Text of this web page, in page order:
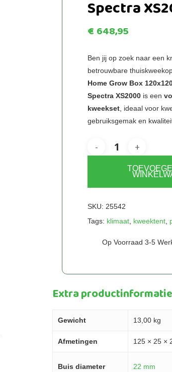
Spectra
€ 648,95
Ben jij op zoek naar een
betrouwbare
Home Grow Box
Spectra XS2000 is een
kweekset , ideaal voor
gebruiksgemak en
SKU: 25542
Tags: klimaat kweektent
Op Voorraad 3-5
Extra productinformatie
Gewicht 13,00 kg
Afmetingen 125 × 25 ×
Buis diameter 22 mm